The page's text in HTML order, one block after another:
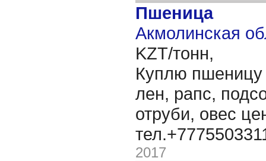
Пшеница
Акмолинская
KZT/тонн,
Куплю пшеницу
лен, рапс,
отруби, овес
2017